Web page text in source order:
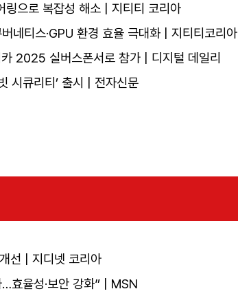
으로 복잡성 해소 | 지티티 코리아
네티스·GPU 환경 효율 극대화 | 지티티코리아
2025 실버스폰서로 참가 | 디지털 데일리
시큐리티’ 출시 | 전자신문
선 | 지디넷 코리아
효율성·보안 강화” | MSN